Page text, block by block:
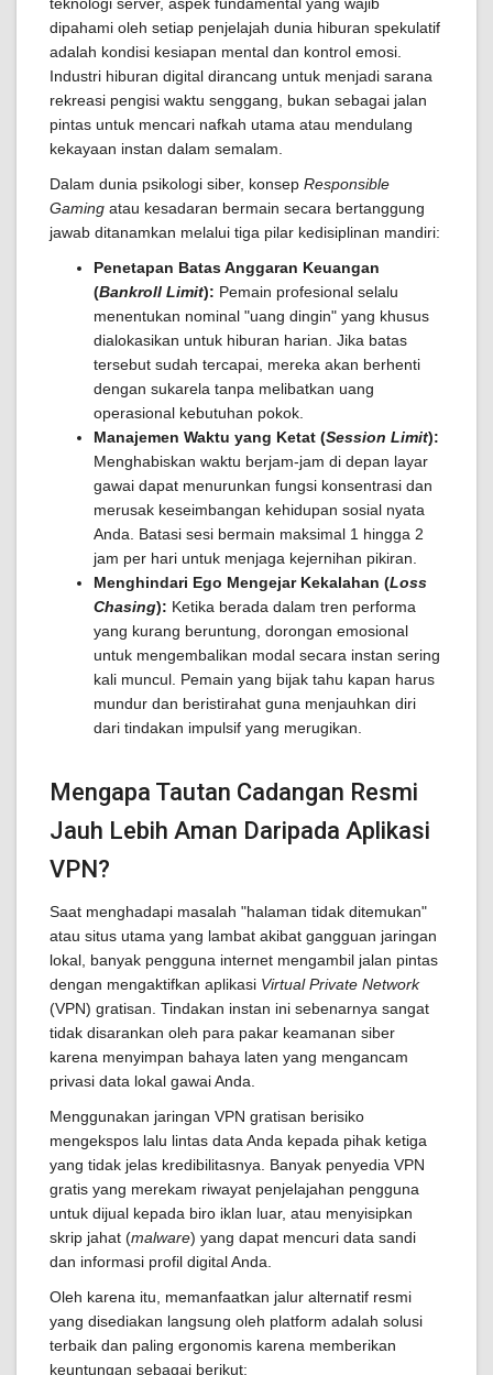
dipahami oleh setiap penjelajah dunia hiburan spekulatif
adalah kondisi kesiapan mental dan kontrol emosi.
Industri hiburan digital dirancang untuk menjadi sarana
rekreasi pengisi waktu senggang, bukan sebagai jalan
pintas untuk mencari nafkah utama atau mendulang
kekayaan instan dalam semalam.
Dalam dunia psikologi siber, konsep Responsible
Gaming atau kesadaran bermain secara bertanggung
jawab ditanamkan melalui tiga pilar kedisiplinan mandiri:
Penetapan Batas Anggaran Keuangan
(Bankroll Limit): Pemain profesional selalu
menentukan nominal "uang dingin" yang khusus
dialokasikan untuk hiburan harian. Jika batas
tersebut sudah tercapai, mereka akan berhenti
dengan sukarela tanpa melibatkan uang
operasional kebutuhan pokok.
Manajemen Waktu yang Ketat (Session Limit):
Menghabiskan waktu berjam-jam di depan layar
gawai dapat menurunkan fungsi konsentrasi dan
merusak keseimbangan kehidupan sosial nyata
Anda. Batasi sesi bermain maksimal 1 hingga 2
jam per hari untuk menjaga kejernihan pikiran.
Menghindari Ego Mengejar Kekalahan (Loss
Chasing): Ketika berada dalam tren performa
yang kurang beruntung, dorongan emosional
untuk mengembalikan modal secara instan sering
kali muncul. Pemain yang bijak tahu kapan harus
mundur dan beristirahat guna menjauhkan diri
dari tindakan impulsif yang merugikan.
Mengapa Tautan Cadangan Resmi
Jauh Lebih Aman Daripada Aplikasi
VPN?
Saat menghadapi masalah "halaman tidak ditemukan"
atau situs utama yang lambat akibat gangguan jaringan
lokal, banyak pengguna internet mengambil jalan pintas
dengan mengaktifkan aplikasi Virtual Private Network
(VPN) gratisan. Tindakan instan ini sebenarnya sangat
tidak disarankan oleh para pakar keamanan siber
karena menyimpan bahaya laten yang mengancam
privasi data lokal gawai Anda.
Menggunakan jaringan VPN gratisan berisiko
mengekspos lalu lintas data Anda kepada pihak ketiga
yang tidak jelas kredibilitasnya. Banyak penyedia VPN
gratis yang merekam riwayat penjelajahan pengguna
untuk dijual kepada biro iklan luar, atau menyisipkan
skrip jahat (malware) yang dapat mencuri data sandi
dan informasi profil digital Anda.
Oleh karena itu, memanfaatkan jalur alternatif resmi
yang disediakan langsung oleh platform adalah solusi
terbaik dan paling ergonomis karena memberikan
keuntungan sebagai berikut: